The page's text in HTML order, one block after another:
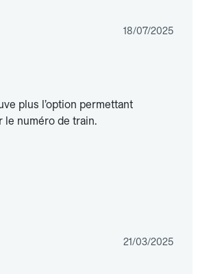
18/07/2025
plus l’option permettant
le numéro de train.
21/03/2025